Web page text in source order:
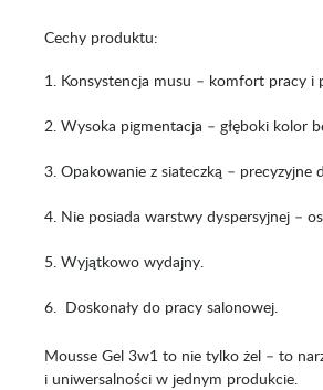
Cechy produktu:
Konsystencja musu – komfort pracy i
Wysoka pigmentacja – głęboki kolor
Opakowanie z siateczką – precyzyjne
Nie posiada warstwy dyspersyjnej –
Wyjątkowo wydajny.
Doskonały do pracy salonowej.
Mousse Gel 3w1 to nie tylko żel – to
i uniwersalności w jednym produkcie.